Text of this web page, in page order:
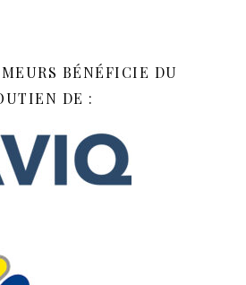
BÉNÉFICIE DU
DE :